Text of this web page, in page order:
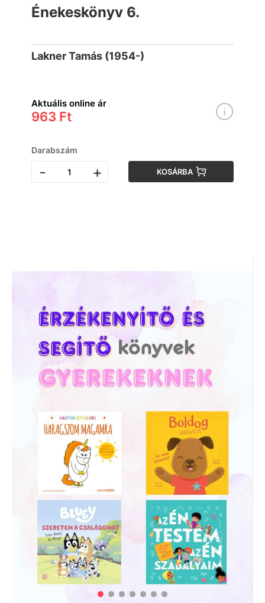
Énekeskönyv 6.
Lakner Tamás (1954-)
Aktuális online ár
963 Ft
Darabszám
- + KOSÁRBA